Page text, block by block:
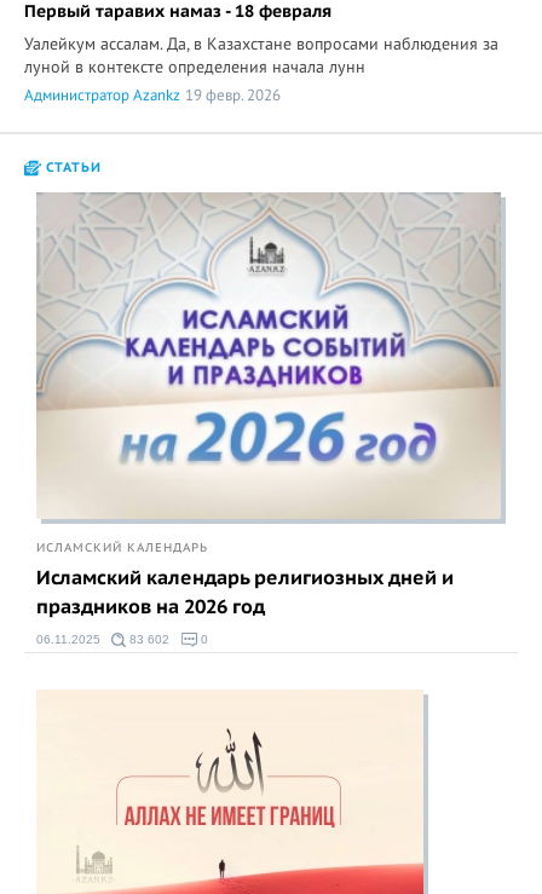
Первый таравих намаз - 18 февраля
Уалейкум ассалам. Да, в Казахстане вопросами наблюдения за
луной в контексте определения начала лунн
Администратор Azankz 19 февр. 2026
СТАТЬИ
ИСЛАМСКИЙ КАЛЕНДАРЬ
Исламский календарь религиозных дней и
праздников на 2026 год
06.11.2025 83 602 0